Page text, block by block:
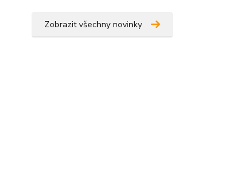
Zobrazit všechny novinky